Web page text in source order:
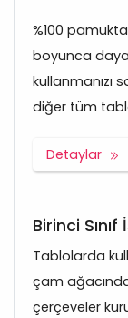
%100
boyunca
kullanmanızı
diğer tüm
Detaylar
Birinci Sınıf
Tablolarda
çam
çerçeveler